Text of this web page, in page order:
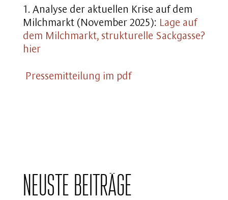
Analyse der aktuellen Krise auf dem
Milchmarkt (November 2025): Lage auf
dem Milchmarkt, strukturelle Sackgasse?
hier
Pressemitteilung im pdf
Neuste Beiträge